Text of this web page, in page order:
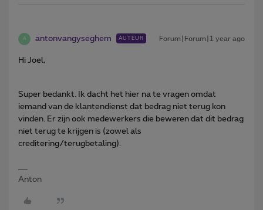
A antonvangyseghem AUTEUR Forum|Forum|1 year ago
Hi Joel,
Super bedankt. Ik dacht het hier na te vragen omdat
iemand van de klantendienst dat bedrag niet terug kon
vinden. Er zijn ook medewerkers die beweren dat dit bedrag
niet terug te krijgen is (zowel als
creditering/terugbetaling).
Anton